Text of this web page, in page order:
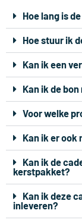
Hoe lang is
Hoe stuur ik
Kan ik een
Kan ik de
Voor welke
Kan ik er
Kan ik de
kerstpakket?
Kan ik deze
inleveren?